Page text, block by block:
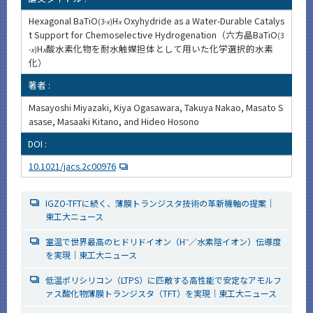
Hexagonal BaTiO(3-x)HxOxyhydride as a Water-Durable Catalys
t Support for Chemoselective Hydrogenation（六方晶BaTiO(3
-x)Hx酸水素化物を耐水触媒担体として用いた化学選択的水素
化）
著者 :
Masayoshi Miyazaki, Kiya Ogasawara, Takuya Nakao, Masato S
asase, Masaaki Kitano, and Hideo Hosono
DOI :
10.1021/jacs.2c00976
IGZO-TFTに続く、薄膜トランジスタ技術の革新機軸の提案｜
東工大ニュース
室温で世界最高のヒドリドイオン（H−／水素陰イオン）伝導度
を実現｜東工大ニュース
低温ポリシリコン（LTPS）に匹敵する高性能で安定なアモルフ
ァス酸化物薄膜トランジスタ（TFT）を実現｜東工大ニュース